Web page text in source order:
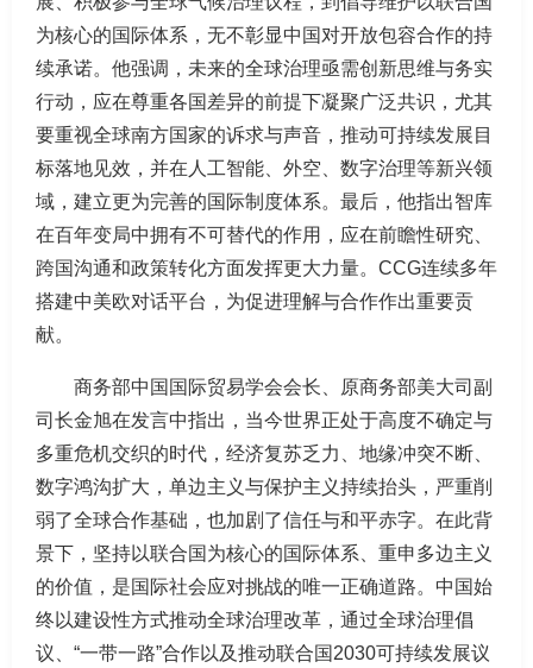
为核心的国际体系，无不彰显中国对开放包容合作的持
续承诺。他强调，未来的全球治理亟需创新思维与务实
行动，应在尊重各国差异的前提下凝聚广泛共识，尤其
要重视全球南方国家的诉求与声音，推动可持续发展目
标落地见效，并在人工智能、外空、数字治理等新兴领
域，建立更为完善的国际制度体系。最后，他指出智库
在百年变局中拥有不可替代的作用，应在前瞻性研究、
跨国沟通和政策转化方面发挥更大力量。CCG连续多年
搭建中美欧对话平台，为促进理解与合作作出重要贡
献。
商务部中国国际贸易学会会长、原商务部美大司副
司长金旭在发言中指出，当今世界正处于高度不确定与
多重危机交织的时代，经济复苏乏力、地缘冲突不断、
数字鸿沟扩大，单边主义与保护主义持续抬头，严重削
弱了全球合作基础，也加剧了信任与和平赤字。在此背
景下，坚持以联合国为核心的国际体系、重申多边主义
的价值，是国际社会应对挑战的唯一正确道路。中国始
终以建设性方式推动全球治理改革，通过全球治理倡
议、“一带一路”合作以及推动联合国2030可持续发展议